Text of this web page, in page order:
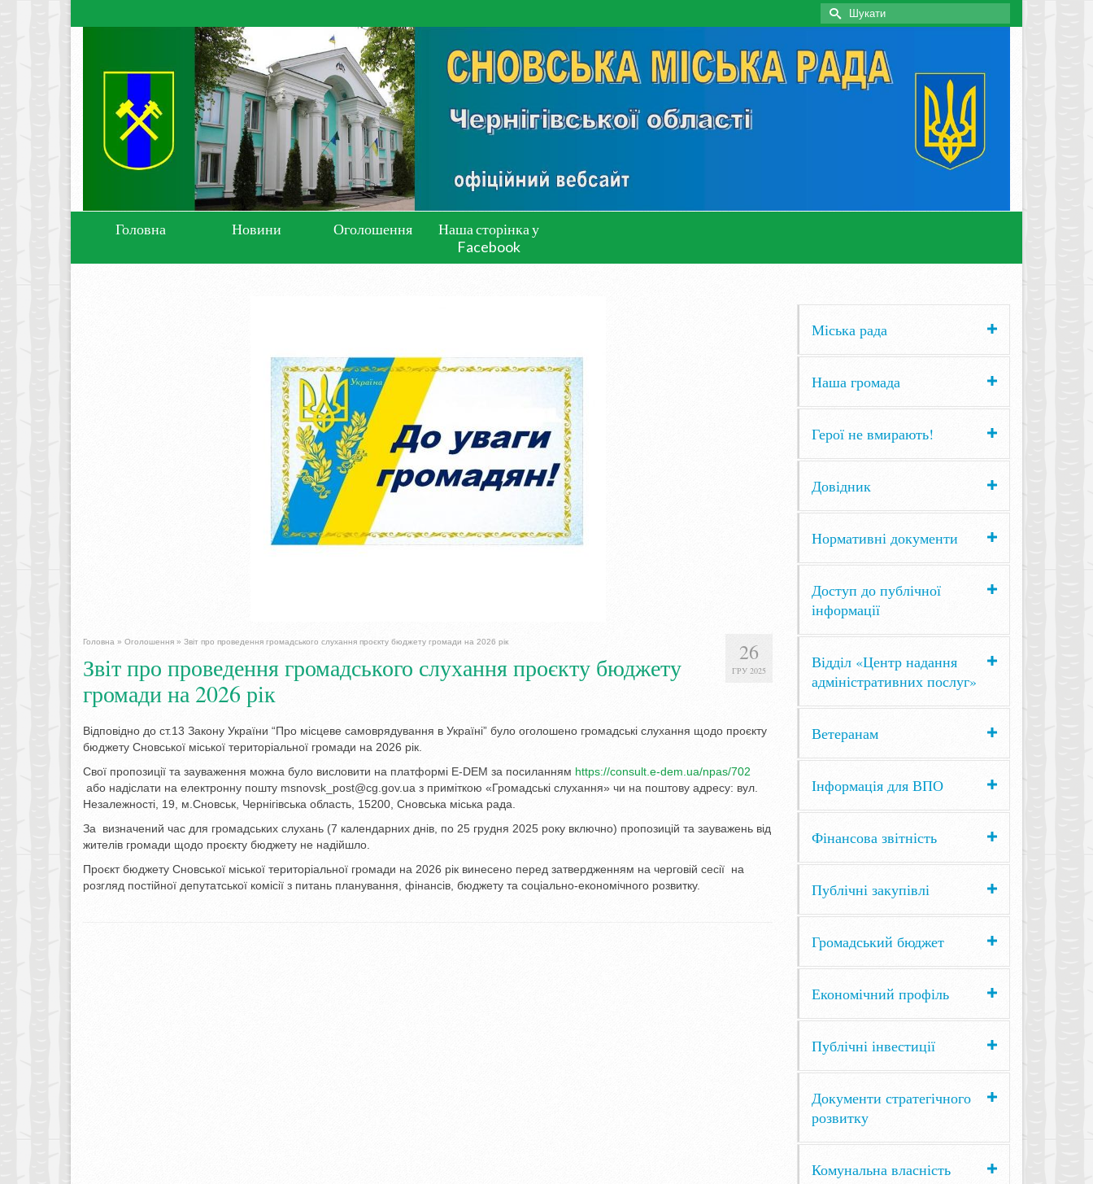
Search
for:
Головна Новини Оголошення
Наша сторінка у
Facebook
26
ГРУ 2025
Головна » Оголошення » Звіт про проведення громадського слухання проєкту бюджету громади на 2026 рік
Звіт про проведення громадського слухання проєкту бюджету
громади на 2026 рік
Відповідно до ст.13 Закону України “Про місцеве самоврядування в Україні” було оголошено громадські слухання щодо проєкту
бюджету Сновської міської територіальної громади на 2026 рік.
Свої пропозиції та зауваження можна було висловити на платформі E-DEM за посиланням https://consult.e-dem.ua/npas/702
або надіслати на електронну пошту msnovsk_post@cg.gov.ua з приміткою «Громадські слухання» чи на поштову адресу: вул.
Незалежності, 19, м.Сновськ, Чернігівська область, 15200, Сновська міська рада.
За визначений час для громадських слухань (7 календарних днів, по 25 грудня 2025 року включно) пропозицій та зауважень від
жителів громади щодо проєкту бюджету не надійшло.
Проєкт бюджету Сновської міської територіальної громади на 2026 рік винесено перед затвердженням на черговій сесії на
розгляд постійної депутатської комісії з питань планування, фінансів, бюджету та соціально-економічного розвитку.
Міська рада
Наша громада
Герої не вмирають!
Довідник
Нормативні документи
Доступ до публічної
інформації
Відділ «Центр надання
адміністративних послуг»
Ветеранам
Інформація для ВПО
Фінансова звітність
Публічні закупівлі
Громадський бюджет
Економічний профіль
Публічні інвестиції
Документи стратегічного
розвитку
Комунальна власність